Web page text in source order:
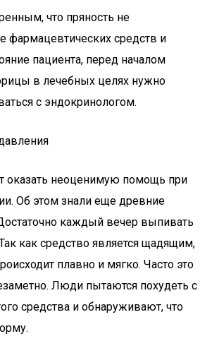
что пряность не
фармацевтических средств и
пациента, перед началом
в лечебных целях нужно
с эндокринологом.
оказать неоценимую помощь при
Об этом знали еще древние
каждый вечер выпивать
как средство является щадящим,
плавно и мягко. Часто это
Люди пытаются похудеть с
средства и обнаруживают, что